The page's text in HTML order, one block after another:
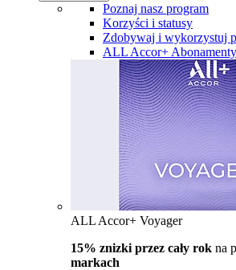
Poznaj nasz program
Korzyści i statusy
Zdobywaj i wykorzystuj
ALL Accor+ Abonamenty
ALL Accor+ Voyager
15% znizki przez cały rok na
markach